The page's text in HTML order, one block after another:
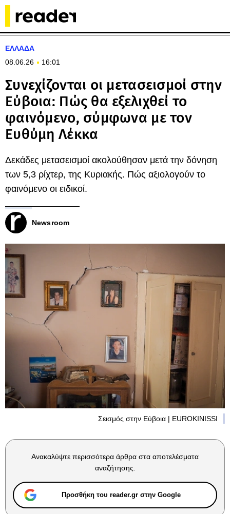
ΕΛΛΑΔΑ
08.06.26
16:01
Συνεχίζονται οι μετασεισμοί στην
Εύβοια: Πώς θα εξελιχθεί το
φαινόμενο, σύμφωνα με τον
Ευθύμη Λέκκα
Δεκάδες μετασεισμοί ακολούθησαν μετά την δόνηση
των 5,3 ρίχτερ, της Κυριακής. Πώς αξιολογούν το
φαινόμενο οι ειδικοί.
Newsroom
Σεισμός στην Εύβοια | EUROKINISSI
Ανακαλύψτε περισσότερα άρθρα στα αποτελέσματα
αναζήτησης.
Προσθήκη του reader.gr στην Google